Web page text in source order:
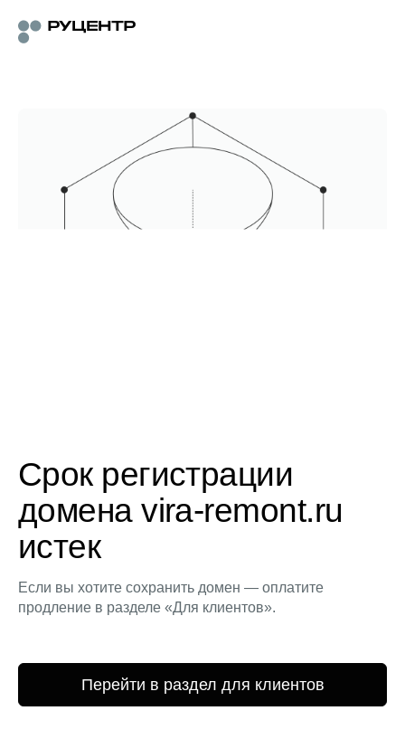
Срок регистрации
домена vira-remont.ru
истек
Если вы хотите сохранить домен — оплатите
продление в разделе «Для клиентов».
Перейти в раздел для клиентов